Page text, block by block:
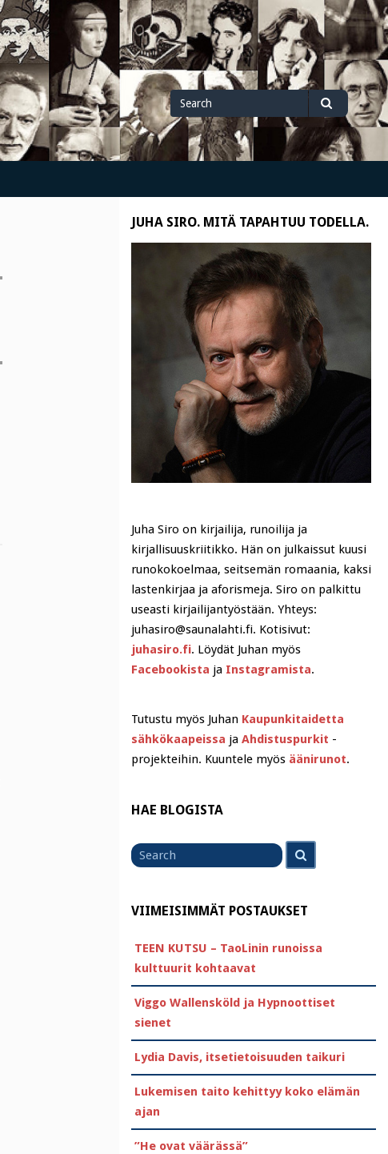
Search
for
Search
JUHA SIRO. MITÄ TAPAHTUU TODELLA.
Juha Siro on kirjailija, runoilija ja
kirjallisuuskriitikko. Hän on julkaissut kuusi
runokokoelmaa, seitsemän romaania, kaksi
lastenkirjaa ja aforismeja. Siro on palkittu
useasti kirjailijantyöstään. Yhteys:
juhasiro@saunalahti.fi. Kotisivut:
juhasiro.fi. Löydät Juhan myös
Facebookista ja Instagramista.
Tutustu myös Juhan Kaupunkitaidetta
sähkökaapeissa ja Ahdistuspurkit -
projekteihin. Kuuntele myös äänirunot.
HAE BLOGISTA
for
VIIMEISIMMÄT POSTAUKSET
TEEN KUTSU – TaoLinin runoissa
kulttuurit kohtaavat
Viggo Wallensköld ja Hypnoottiset
sienet
Lydia Davis, itsetietoisuuden taikuri
Lukemisen taito kehittyy koko elämän
ajan
”He ovat väärässä”